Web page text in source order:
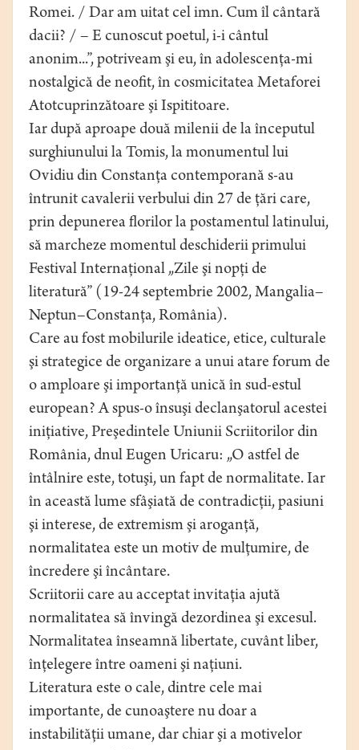
Romei. / Dar am uitat cel imn. Cum îl cântară
dacii? / – E cunoscut poetul, i-i cântul
anonim...”, potriveam şi eu, în adolescenţa-mi
nostalgică de neofit, în cosmicitatea Metaforei
Atotcuprinzătoare şi Ispititoare.
Iar după aproape două milenii de la începutul
surghiunului la Tomis, la monumentul lui
Ovidiu din Constanţa contemporană s-au
întrunit cavalerii verbului din 27 de ţări care,
prin depunerea florilor la postamentul latinului,
să marcheze momentul deschiderii primului
Festival Internaţional „Zile şi nopţi de
literatură” (19-24 septembrie 2002, Mangalia–
Neptun–Constanţa, România).
Care au fost mobilurile ideatice, etice, culturale
şi strategice de organizare a unui atare forum de
o amploare şi importanţă unică în sud-estul
european? A spus-o însuşi declanşatorul acestei
iniţiative, Preşedintele Uniunii Scriitorilor din
România, dnul Eugen Uricaru: „O astfel de
întâlnire este, totuşi, un fapt de normalitate. Iar
în această lume sfâşiată de contradicţii, pasiuni
şi interese, de extremism şi aroganţă,
normalitatea este un motiv de mulţumire, de
încredere şi încântare.
Scriitorii care au acceptat invitaţia ajută
normalitatea să învingă dezordinea şi excesul.
Normalitatea înseamnă libertate, cuvânt liber,
înţelegere între oameni şi naţiuni.
Literatura este o cale, dintre cele mai
importante, de cunoaştere nu doar a
instabilităţii umane, dar chiar şi a motivelor